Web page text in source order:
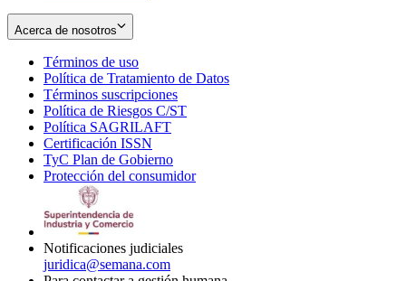
Acerca de nosotros
Términos de uso
in
new
window
Política de Tratamiento de Datos
Términos suscripciones
in
Política de Riesgos C/ST
Política SAGRILAFT
new
window
Certificación ISSN
in
new
TyC Plan de Gobierno
in
Protección del consumidorOpens
Notificaciones judiciales
juridica@semana.com